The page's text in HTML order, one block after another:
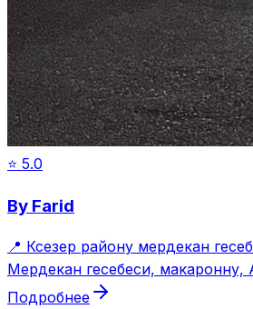
⭐ 5.0
By Farid
📍 Ксезер району мердекан
Мердекан гесебеси, макаронну,
Подробнее